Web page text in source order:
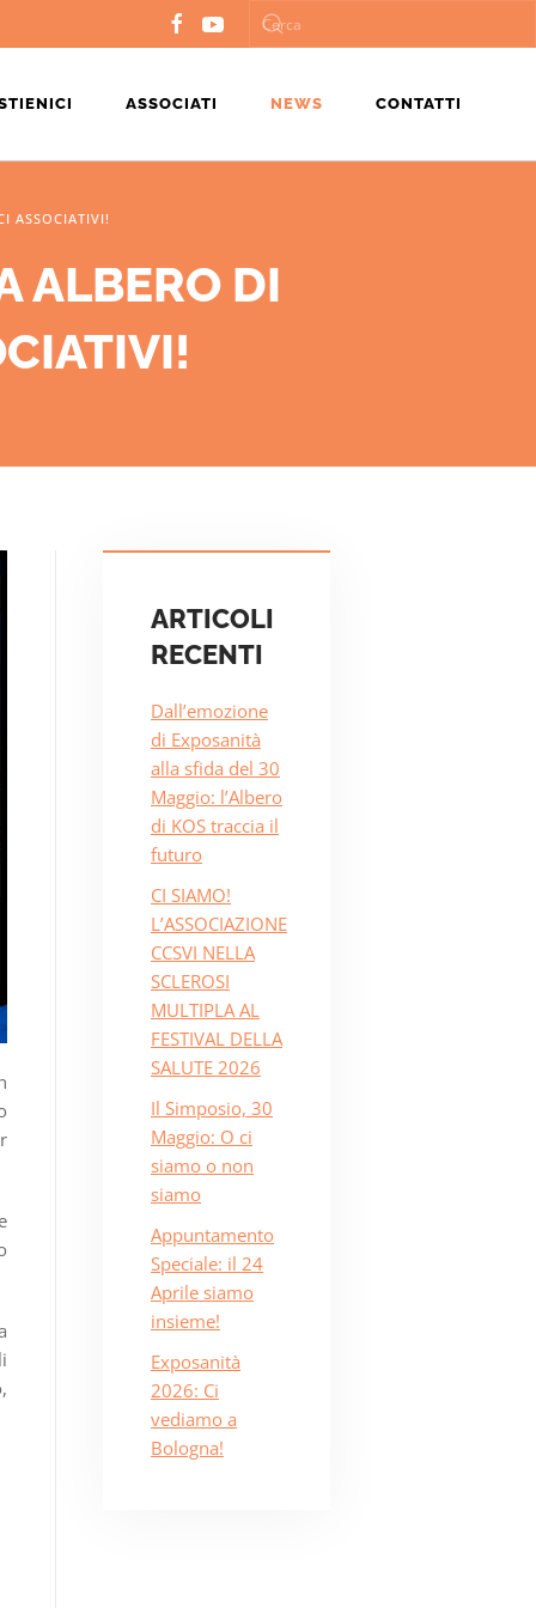
ASSOCIATI NEWS CONTATTI
ASSOCIATIVI!
ALBERO DI
ARTICOLI
RECENTI
Dall’emozione
di Exposanità
alla sfida del 30
Maggio: l’Albero
di KOS traccia il
futuro
CI SIAMO!
L’ASSOCIAZIONE
CCSVI NELLA
SCLEROSI
MULTIPLA AL
FESTIVAL DELLA
SALUTE 2026
Il Simposio, 30
Maggio: O ci
siamo o non
siamo
Appuntamento
Speciale: il 24
Aprile siamo
insieme!
Exposanità
2026: Ci
vediamo a
Bologna!